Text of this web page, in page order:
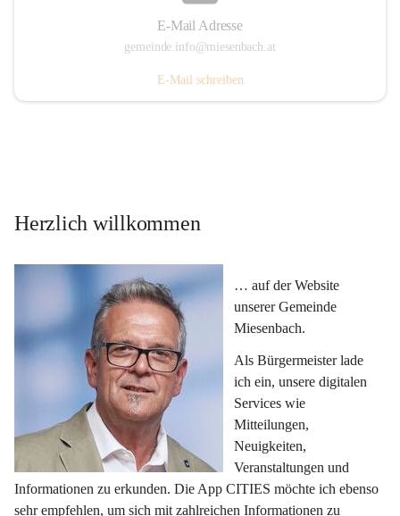
E-Mail Adresse
gemeinde.info@miesenbach.at
E-Mail schreiben
Herzlich willkommen
… auf der Website
unserer Gemeinde
Miesenbach.
Als Bürgermeister lade
ich ein, unsere digitalen
Services wie
Mitteilungen,
Neuigkeiten,
Veranstaltungen und
Informationen zu erkunden. Die App CITIES möchte ich ebenso
sehr empfehlen, um sich mit zahlreichen Informationen zu